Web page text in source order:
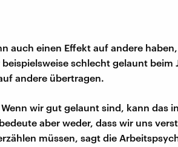
auch einen Effekt auf andere
schlecht gelaunt beim
andere übertragen.
wir gut gelaunt sind, kann das
aber weder, dass wir uns
müssen, sagt die